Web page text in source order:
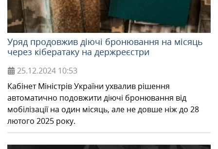
Уряд продовжив діючі бронювання на місяць
через кібератаку на держреєстри
25.12.2024 10:53
Кабінет Міністрів України ухвалив рішення
автоматично подовжити діючі бронювання від
мобілізації на один місяць, але не довше ніж до 28
лютого 2025 року.